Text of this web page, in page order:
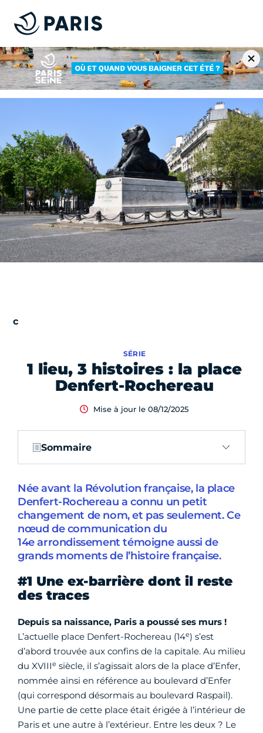
1 lieu, 3 histoires : la place
Denfert-Rochereau
SÉRIE
Mise à jour le 08/12/2025
Sommaire
Née avant la Révolution française, la place
Denfert-Rochereau a connu un petit
changement de nom, et pas seulement. Ce
nœud de communication du
14e arrondissement témoigne aussi de
grands moments de l’histoire française.
#1 Une ex-barrière dont il reste
des traces
Depuis sa naissance, Paris a poussé ses murs !
L’actuelle place Denfert-Rochereau (14e) s’est
d’abord trouvée aux confins de la capitale. Au milieu
du XVIIIe siècle, il s’agissait alors de la place d’Enfer,
nommée ainsi en référence au boulevard d’Enfer
(qui correspond désormais au boulevard Raspail).
Une partie de cette place était érigée à l’intérieur de
Paris et une autre à l’extérieur. Entre les deux ? Le